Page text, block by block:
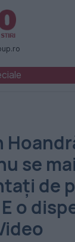
se
de
o